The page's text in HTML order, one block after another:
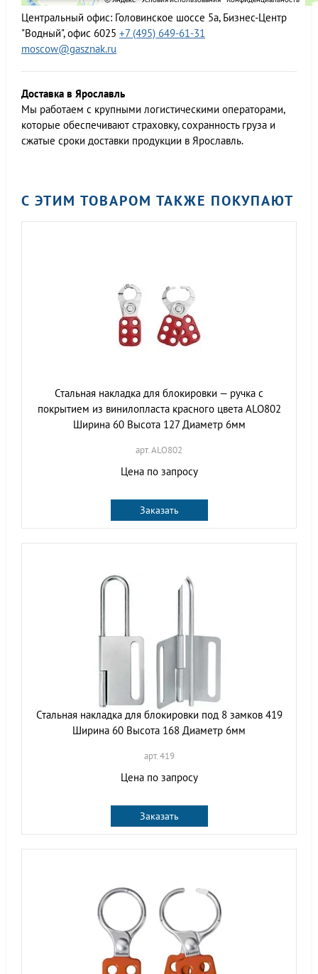
Центральный офис: Головинское шоссе 5а, Бизнес-Центр
"Водный", офис 6025 +7 (495) 649-61-31
moscow@gasznak.ru
Доставка в Ярославль
Мы работаем c крупными логистическими операторами,
которые обеспечивают страховку, сохранность груза и
сжатые сроки доставки продукции в Ярославль.
С ЭТИМ ТОВАРОМ ТАКЖЕ ПОКУПАЮТ
Стальная накладка для блокировки — ручка с
покрытием из винилопласта красного цвета ALO802
Ширина 60 Высота 127 Диаметр 6мм
арт. ALO802
Цена по запросу
Заказать
Стальная накладка для блокировки под 8 замков 419
Ширина 60 Высота 168 Диаметр 6мм
арт. 419
Цена по запросу
Заказать